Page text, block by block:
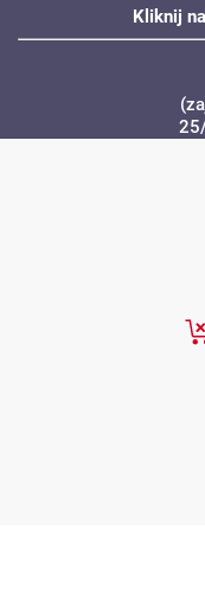
Kliknij